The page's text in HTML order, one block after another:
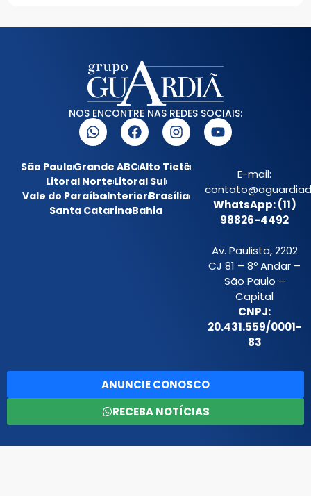
NOS ENCONTRE NAS REDES SOCIAIS:
São PauloGrande ABCAlto Tietê
Litoral NorteLitoral Sul
Vale do ParaíbaInteriorBrasília
Santa CatarinaBahia
E-mail:
WhatsApp: (11)
98826-4492
Av. Paulista, 2202
CJ 81 – 8º Andar –
São Paulo –
Capital
CNPJ:
20.431.559/0001-
83
ANUNCIE CONOSCO
RECEBA NOTÍCIAS